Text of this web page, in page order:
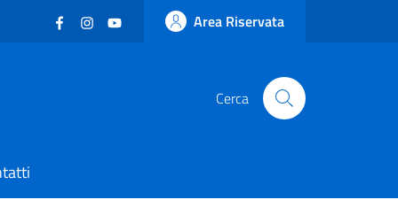
Facebook
(nuova scheda - new tab)
Instagram
(nuova scheda - new tab)
YouTube
(nuova scheda - new tab)
Area Riservata
Cerca